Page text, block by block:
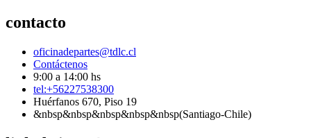
contacto
oficinadepartes@tdlc.cl
Contáctenos
9:00 a 14:00 hs
tel:+56227538300
Huérfanos 670, Piso 19
&nbsp&nbsp&nbsp&nbsp&nbsp(Santiago-Chile)